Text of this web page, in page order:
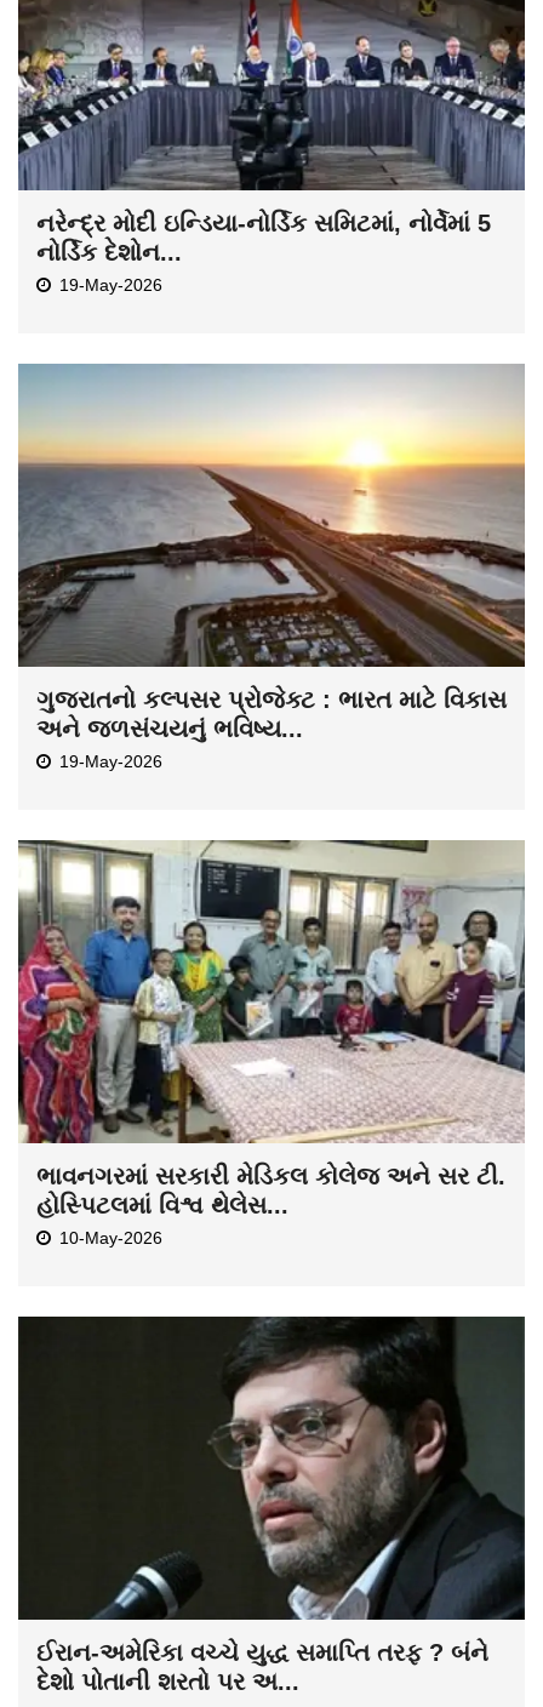
નરેન્દ્ર મોદી ઇન્ડિયા-નોર્ડિક સમિટમાં, નોર્વેમાં 5
નોર્ડિક દેશોન...
19-May-2026
ગુજરાતનો કલ્પસર પ્રોજેક્ટ : ભારત માટે વિકાસ
અને જળસંચયનું ભવિષ્ય...
19-May-2026
ભાવનગરમાં સરકારી મેડિકલ કોલેજ અને સર ટી.
હોસ્પિટલમાં વિશ્વ થેલેસ...
10-May-2026
ઈરાન-અમેરિકા વચ્ચે યુદ્ધ સમાપ્તિ તરફ ? બંને
દેશો પોતાની શરતો પર અ...